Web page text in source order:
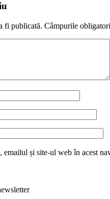
fi publicată. Câmpurile
emailul și site-ul web în acest